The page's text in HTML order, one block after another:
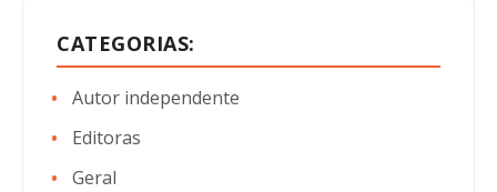
CATEGORIAS:
Autor independente
Editoras
Geral